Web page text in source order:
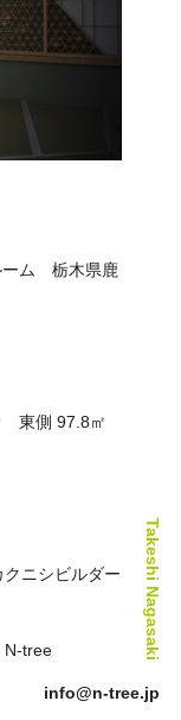
info@n-tree.jp
ーム 栃木県鹿
東側 97.8㎡
ニシビルダー
N-tree
Takeshi Nagasaki